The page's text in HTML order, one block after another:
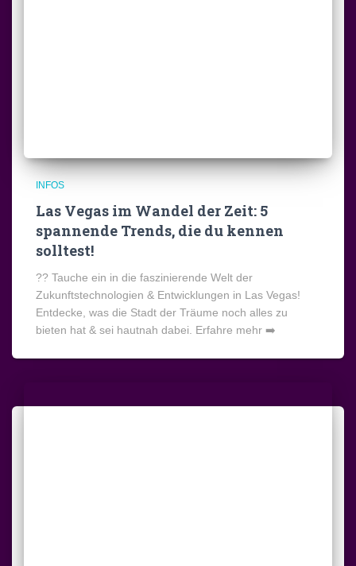
INFOS
Las Vegas im Wandel der Zeit: 5
spannende Trends, die du kennen
solltest!
?? Tauche ein in die faszinierende Welt der
Zukunftstechnologien & Entwicklungen in Las Vegas!
Entdecke, was die Stadt der Träume noch alles zu
bieten hat & sei hautnah dabei. Erfahre mehr ➡️